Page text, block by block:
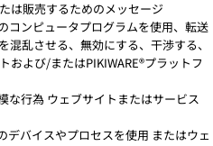
は販売するためのメッセージ
コンピュータプログラムを使用、転送
混乱させる、無効にする、干渉する、
および/またはPIKIWARE®プラットフ
な行為 ウェブサイトまたはサービス
デバイスやプロセスを使用 またはウェ